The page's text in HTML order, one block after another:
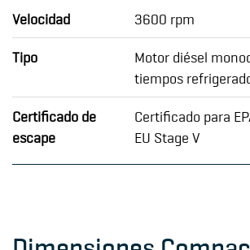
Velocidad
3600 rpm
Tipo
Motor diésel
tiempos
Certificado de
escape
Certificado para
EU Stage V